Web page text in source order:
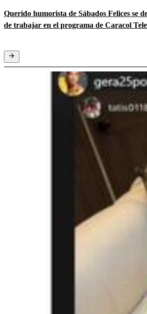
Querido humorista de Sábados Felices se
de trabajar en el programa de Caracol